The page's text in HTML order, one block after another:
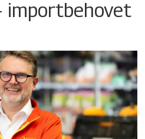
importbehovet